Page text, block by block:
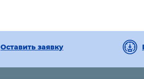
Оставить заявку